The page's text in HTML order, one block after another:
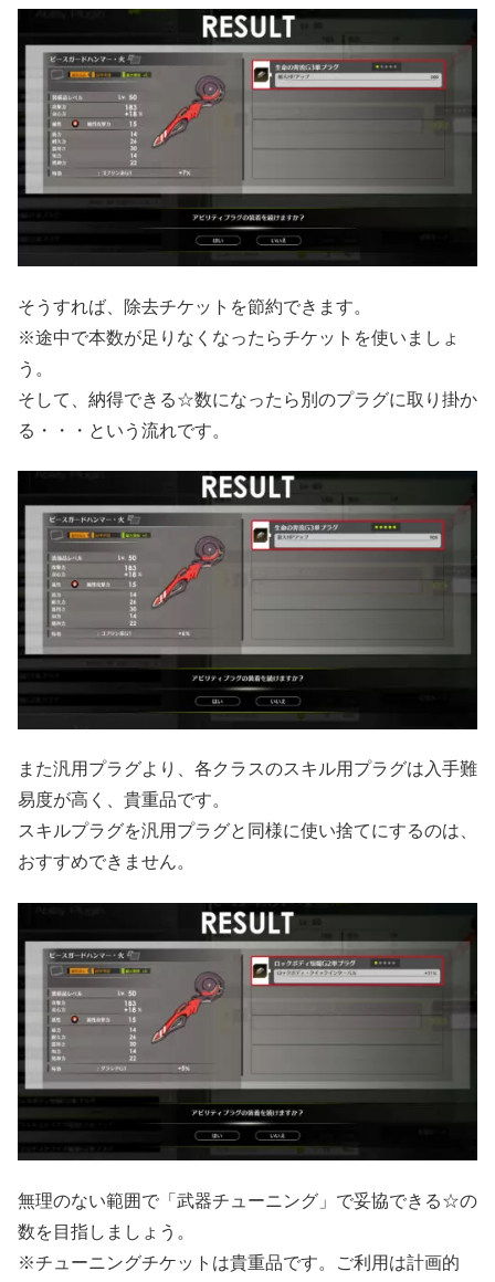
そうすれば、除去チケットを節約できます。
※途中で本数が足りなくなったらチケットを使いましょ
う。
そして、納得できる☆数になったら別のプラグに取り掛か
る・・・という流れです。
また汎用プラグより、各クラスのスキル用プラグは入手難
易度が高く、貴重品です。
スキルプラグを汎用プラグと同様に使い捨てにするのは、
おすすめできません。
無理のない範囲で「武器チューニング」で妥協できる☆の
数を目指しましょう。
※チューニングチケットは貴重品です。ご利用は計画的